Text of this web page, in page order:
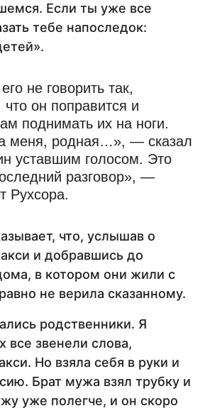
Если ты уже все
тебе напоследок:
не говорить так,
что он поправится и
поднимать их на ноги.
меня, родная…», — сказал
уставшим голосом. Это
разговор», —
Рухсора.
что, услышав о
и добравшись до
в котором они жили с
не верила сказанному.
родственники. Я
все звенели слова,
Но взяла себя в руки и
Брат мужа взял трубку и
уже полегче, и он скоро